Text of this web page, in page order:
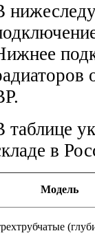
таблице
в
Модель